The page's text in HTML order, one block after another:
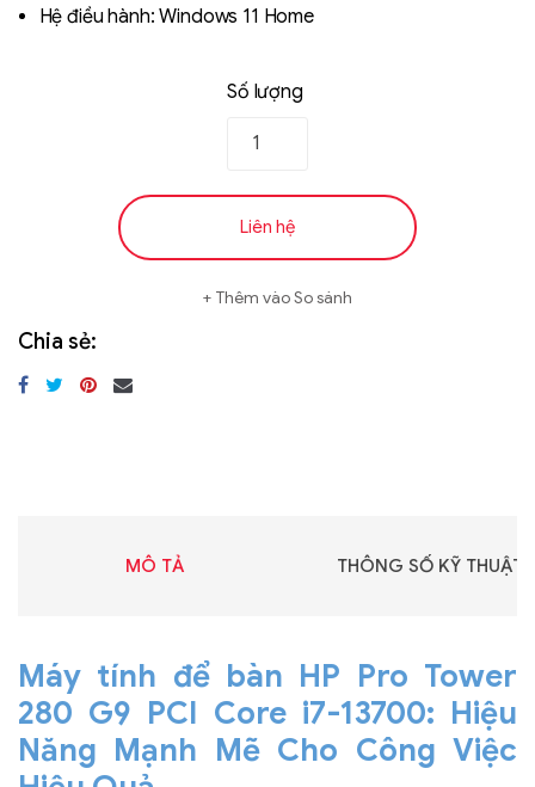
Hệ điều hành: Windows 11 Home
Số lượng
Liên hệ
Thêm vào So sánh
Chia sẻ:
MÔ TẢ THÔNG SỐ KỸ THUẬT
Máy tính để bàn HP Pro Tower
280 G9 PCI Core i7-13700: Hiệu
Năng Mạnh Mẽ Cho Công Việc